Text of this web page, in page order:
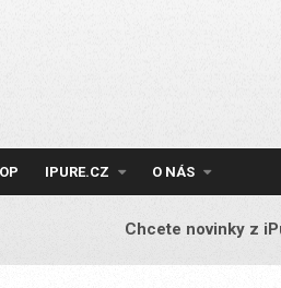
IPURE.CZ O NÁS
Chcete novinky z